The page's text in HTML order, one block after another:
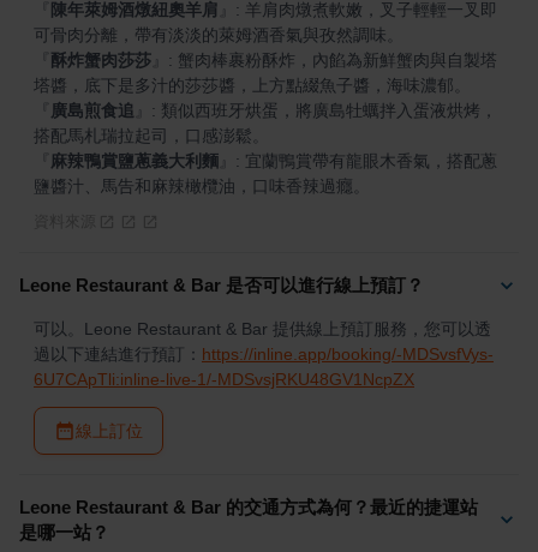
陳年萊姆酒燉紐奧羊肩
: 羊肩肉燉煮軟嫩，叉子輕輕一叉即
酥炸蟹肉莎莎
: 蟹肉棒裹粉酥炸，內餡為新鮮蟹肉與自製塔
廣島煎食追
: 類似西班牙烘蛋，將廣島牡蠣拌入蛋液烘烤，
麻辣鴨賞鹽蔥義大利麵
: 宜蘭鴨賞帶有龍眼木香氣，搭配蔥
鹽醬汁、馬告和麻辣橄欖油，口味香辣過癮。
Leone Restaurant & Bar 是否可以進行線上預訂？
可以。Leone Restaurant & Bar 提供線上預訂服務，您可以透
過以下連結進行預訂： https://inline.app/booking/-MDSvsfVys-
6U7CApTli:inline-live-1/-MDSvsjRKU48GV1NcpZX
線上訂位
Leone Restaurant & Bar 的交通方式為何？最近的捷運站
是哪一站？